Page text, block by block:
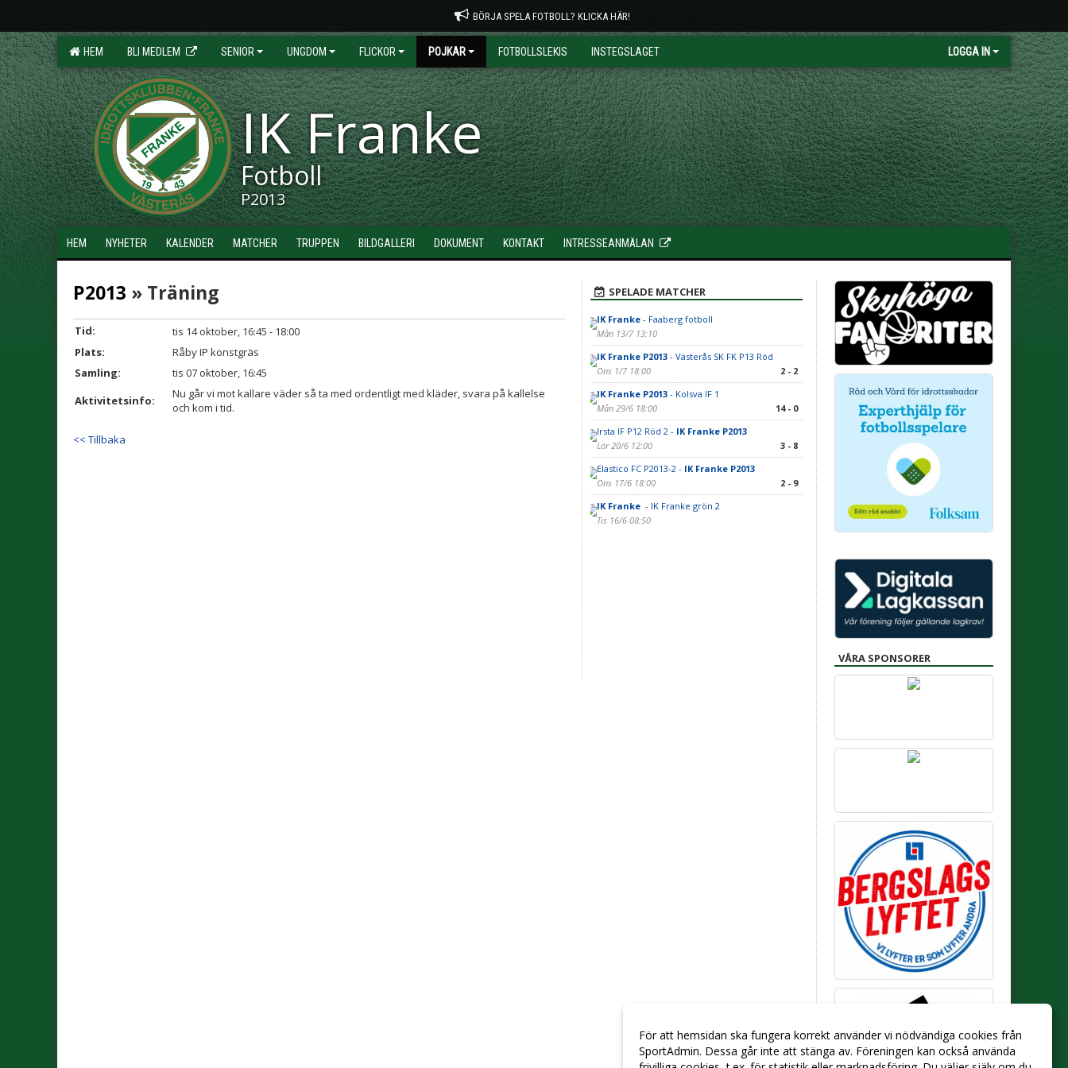
BÖRJA SPELA FOTBOLL? KLICKA HÄR!
HEM BLI MEDLEM SENIOR UNGDOM FLICKOR POJKAR FOTBOLLSLEKIS INSTEGSLAGET LOGGA IN
IK Franke
Fotboll
P2013
HEM NYHETER KALENDER MATCHER TRUPPEN BILDGALLERI DOKUMENT KONTAKT INTRESSEANMÄLAN
P2013 » Träning
Tid:
tis 14 oktober, 16:45 - 18:00
Plats:
Råby IP konstgräs
Samling:
tis 07 oktober, 16:45
Aktivitetsinfo:
Nu går vi mot kallare väder så ta med ordentligt med kläder, svara på kallelse
och kom i tid.
<< Tillbaka
SPELADE MATCHER
IK Franke- Faaberg fotboll
Mån 13/7 13:10
IK Franke P2013- Västerås SK FK P13 Röd
Ons 1/7 18:00
2 - 2
IK Franke P2013- Kolsva IF 1
Mån 29/6 18:00
14 - 0
Irsta IF P12 Röd 2 - IK Franke P2013
Lör 20/6 12:00
3 - 8
Elastico FC P2013-2 - IK Franke P2013
Ons 17/6 18:00
2 - 9
IK Franke - IK Franke grön 2
Tis 16/6 08:50
VÅRA SPONSORER
För att hemsidan ska fungera korrekt använder vi nödvändiga cookies från
SportAdmin. Dessa går inte att stänga av. Föreningen kan också använda